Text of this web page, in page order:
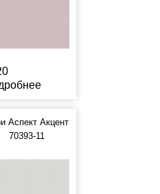
Аспект Акцент
70393-11